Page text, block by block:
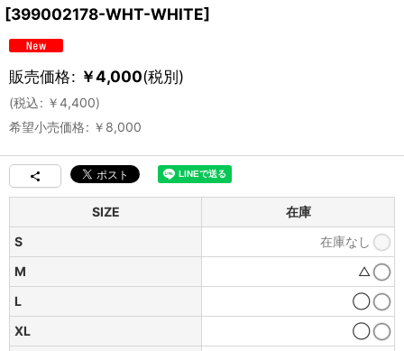
[399002178-WHT-WHITE]
販売価格: ￥4,000(税別)
(税込: ￥4,400)
希望小売価格: ￥ 8,000
SIZE
在庫
S
在庫なし
M
△
L
◯
XL
◯